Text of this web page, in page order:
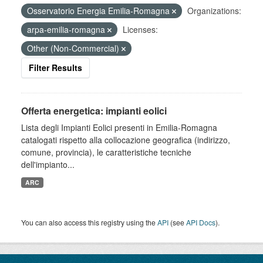
Osservatorio Energia Emilia-Romagna
Organizations:
arpa-emilia-romagna
Licenses:
Other (Non-Commercial)
Filter Results
Offerta energetica: impianti eolici
Lista degli Impianti Eolici presenti in Emilia-Romagna
catalogati rispetto alla collocazione geografica (indirizzo,
comune, provincia), le caratteristiche tecniche
dell'impianto...
ARC
You can also access this registry using theAPI (seeAPI Docs).